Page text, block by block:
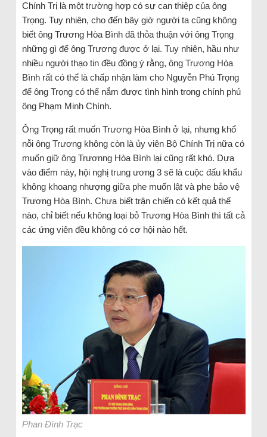
Chính Trị là một trường hợp có sự can thiệp của ông
Trọng. Tuy nhiên, cho đến bây giờ người ta cũng không
biết ông Trương Hòa Bình đã thỏa thuận với ông Trọng
những gì để ông Trương được ở lại. Tuy nhiên, hầu như
nhiều người thạo tin đều đồng ý rằng, ông Trương Hòa
Bình rất có thể là chấp nhận làm cho Nguyễn Phú Trọng
để ông Trọng có thể nắm được tình hình trong chính phủ
ông Phạm Minh Chính.
Ông Trọng rất muốn Trương Hòa Bình ở lại, nhưng khổ
nỗi ông Trương không còn là ủy viên Bộ Chính Trị nữa có
muốn giữ ông Trươnng Hòa Bình lại cũng rất khó. Dựa
vào điểm này, hội nghị trung ương 3 sẽ là cuộc đấu khẩu
không khoang nhượng giữa phe muốn lật và phe bảo vệ
Trương Hòa Bình. Chưa biết trận chiến có kết quả thế
nào, chỉ biết nếu không loại bỏ Trương Hòa Bình thì tất cả
các ứng viên đều không có cơ hội nào hết.
Phan Đình Trạc